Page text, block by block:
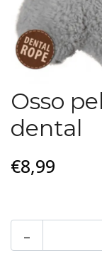
Osso
dental
€8,99
-